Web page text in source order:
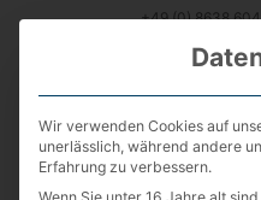
Zum
+49 (0) 8638
Wir verwenden Cookies auf
unerlässlich, während andere
Erfahrung zu verbessern.